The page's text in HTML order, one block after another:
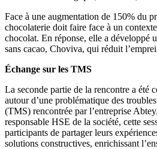
Face à une augmentation de 150% du
chocolaterie doit faire face à un
chocolat. En réponse, elle a développé
sans cacao, Choviva, qui réduit
Échange sur les TMS
La seconde partie de la rencontre a été
autour d’une problématique des
(TMS) rencontrée par l’entreprise
responsable HSE de la société, cette
participants de partager leurs
solutions constructives, enrichissant